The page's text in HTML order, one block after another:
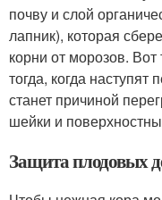
почву и слой
лапник), которая
корни от морозов.
тогда, когда
станет причиной
шейки и
Защита плодовых